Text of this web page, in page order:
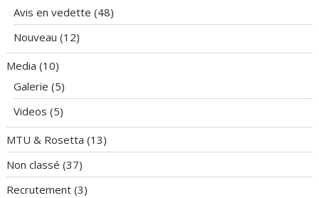
Avis en vedette (48)
Nouveau (12)
Media (10)
Galerie (5)
Videos (5)
MTU & Rosetta (13)
Non classé (37)
Recrutement (3)